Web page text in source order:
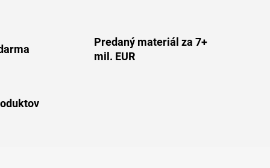
Predaný materiál za 7+
mil. EUR